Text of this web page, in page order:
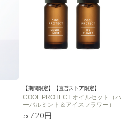
【期間限定】【直営ストア限定】
COOL PROTECT オイルセット（ハ
ーバルミント＆アイスフラワー）
5,720円